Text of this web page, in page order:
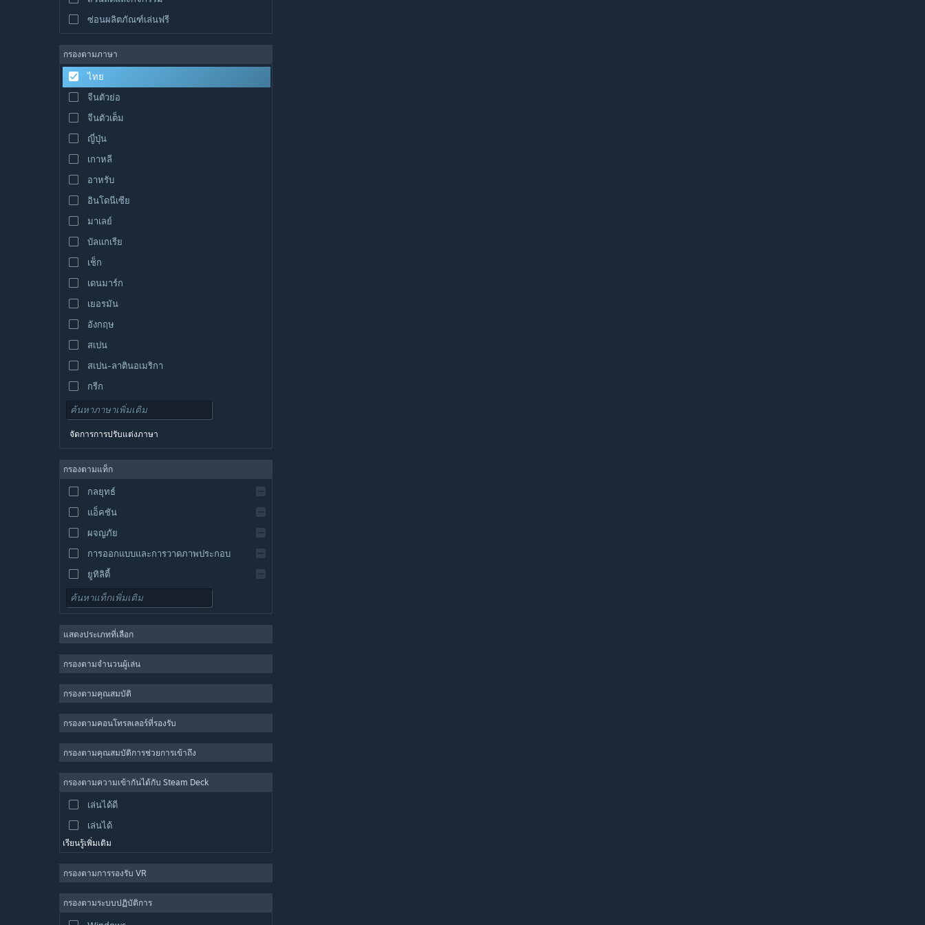
ซ่อนผลิตภัณฑ์เล่นฟรี
กรองตามภาษา
ไทย
จีนตัวย่อ
จีนตัวเต็ม
ญี่ปุ่น
เกาหลี
อาหรับ
อินโดนีเซีย
มาเลย์
บัลแกเรีย
เช็ก
เดนมาร์ก
เยอรมัน
อังกฤษ
สเปน
สเปน-ลาตินอเมริกา
กรีก
จัดการการปรับแต่งภาษา
กรองตามแท็ก
กลยุทธ์
แอ็คชัน
ผจญภัย
การออกแบบและการวาดภาพประกอบ
ยูทิลิตี้
เล่นฟรี
ผู้เล่นหลายคนจำนวนมาก
แคชชวล
จำลองสถานการณ์
กีฬา
การผลิตวิดีโอ
การแก้ไขรูปภาพ
แสดงประเภทที่เลือก
กรองตามจำนวนผู้เล่น
กรองตามคุณสมบัติ
กรองตามคอนโทรลเลอร์ที่รองรับ
กรองตามคุณสมบัติการช่วยการเข้าถึง
กรองตามความเข้ากันได้กับ Steam Deck
เล่นได้ดี
เล่นได้
เรียนรู้เพิ่มเติม
กรองตามการรองรับ VR
กรองตามระบบปฏิบัติการ